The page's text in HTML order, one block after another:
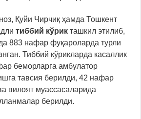
Қуйи Чирчиқ ҳамда Тошкент
тиббий кўрик ташкил этилиб,
883 нафар фуқароларда турли
Тиббий кўрикларда касаллик
беморларга амбулатор
тавсия берилди, 42 нафар
вилоят муассасаларида
берилди.